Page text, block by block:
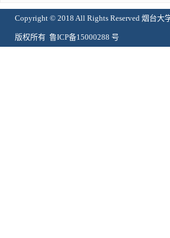
Copyright © 2018 All Rights Reserved 烟台大
版权所有 鲁ICP备15000288 号